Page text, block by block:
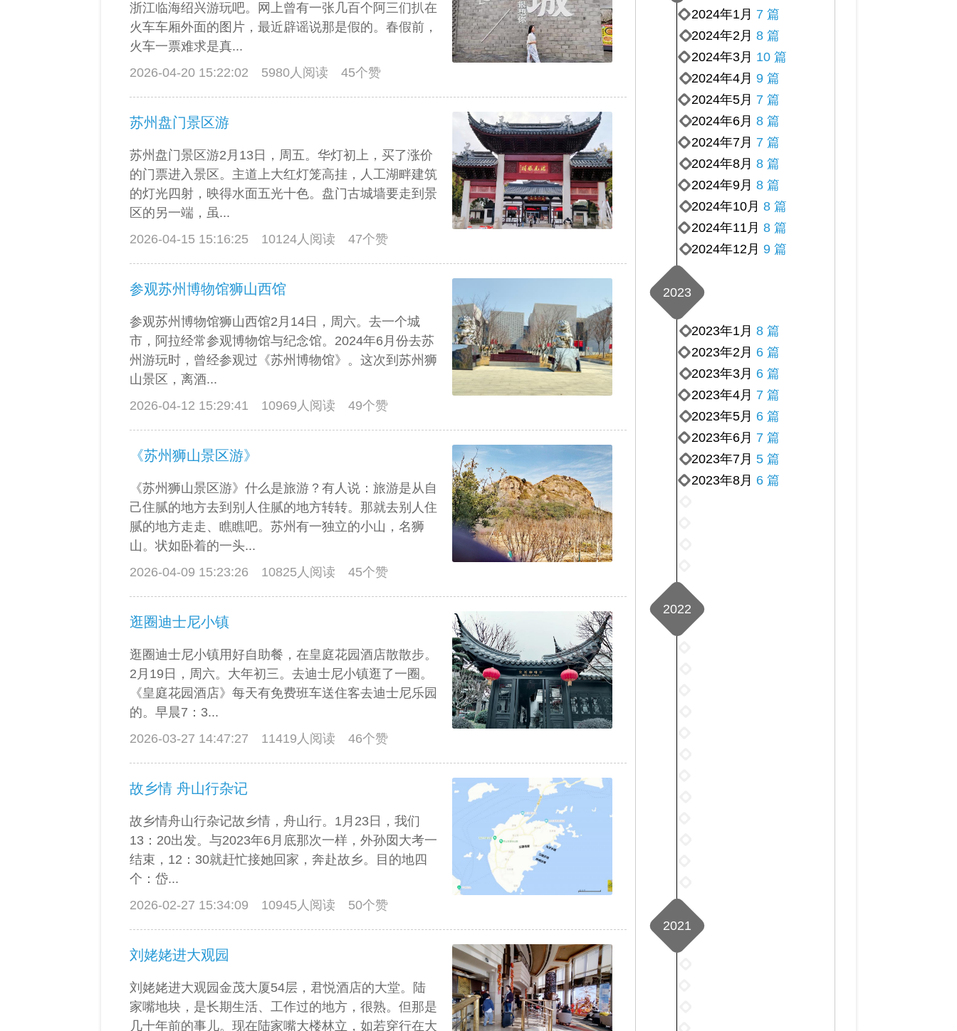
浙江临海绍兴游玩吧。网上曾有一张几百个阿三们扒在
火车车厢外面的图片，最近辟谣说那是假的。春假前，
火车一票难求是真...
2026-04-20 15:22:02
5980人阅读 45个赞
苏州盘门景区游
苏州盘门景区游2月13日，周五。华灯初上，买了涨价
的门票进入景区。主道上大红灯笼高挂，人工湖畔建筑
的灯光四射，映得水面五光十色。盘门古城墙要走到景
区的另一端，虽...
2026-04-15 15:16:25
10124人阅读 47个赞
参观苏州博物馆狮山西馆
参观苏州博物馆狮山西馆2月14日，周六。去一个城
市，阿拉经常参观博物馆与纪念馆。2024年6月份去苏
州游玩时，曾经参观过《苏州博物馆》。这次到苏州狮
山景区，离酒...
2026-04-12 15:29:41
10969人阅读 49个赞
《苏州狮山景区游》
《苏州狮山景区游》什么是旅游？有人说：旅游是从自
己住腻的地方去到别人住腻的地方转转。那就去别人住
腻的地方走走、瞧瞧吧。苏州有一独立的小山，名狮
山。状如卧着的一头...
2026-04-09 15:23:26
10825人阅读 45个赞
逛圈迪士尼小镇
逛圈迪士尼小镇用好自助餐，在皇庭花园酒店散散步。
2月19日，周六。大年初三。去迪士尼小镇逛了一圈。
《皇庭花园酒店》每天有免费班车送住客去迪士尼乐园
的。早晨7：3...
2026-03-27 14:47:27
11419人阅读 46个赞
故乡情 舟山行杂记
故乡情舟山行杂记故乡情，舟山行。1月23日，我们
13：20出发。与2023年6月底那次一样，外孙囡大考一
结束，12：30就赶忙接她回家，奔赴故乡。目的地四
个：岱...
2026-02-27 15:34:09
10945人阅读 50个赞
刘姥姥进大观园
刘姥姥进大观园金茂大厦54层，君悦酒店的大堂。陆
家嘴地块，是长期生活、工作过的地方，很熟。但那是
几十年前的事儿。现在陆家嘴大楼林立，如若穿行在大
2024年12月 9 篇
2024年11月 8 篇
2024年10月 8 篇
2024年9月 8 篇
2024年8月 8 篇
2024年7月 7 篇
2024年6月 8 篇
2024年5月 7 篇
2024年4月 9 篇
2024年3月 10 篇
2024年2月 8 篇
2024年1月 7 篇
2023
12
月
6
月
篇
篇
2023年8月 6 篇
2023年7月 5 篇
2023年6月 7 篇
2023年5月 6 篇
2023年4月 7 篇
2023年3月 6 篇
2023年2月 6 篇
2023年1月 8 篇
2022
12
月
9
月
篇
篇
2021